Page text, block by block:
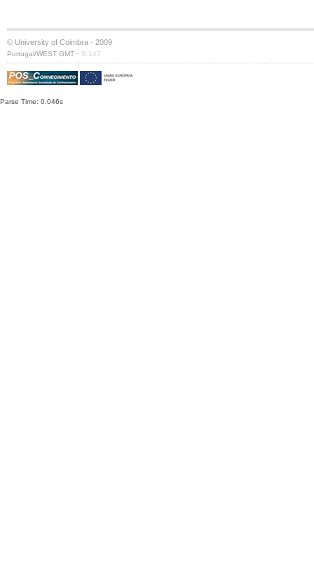
© University of Coimbra · 2009
Portugal/WEST GMT · S:147
Parse Time: 0.046s